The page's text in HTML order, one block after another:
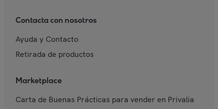
Contacta con nosotros
Ayuda y Contacto
Retirada de productos
Marketplace
Carta de Buenas Prácticas para vender en Privalia